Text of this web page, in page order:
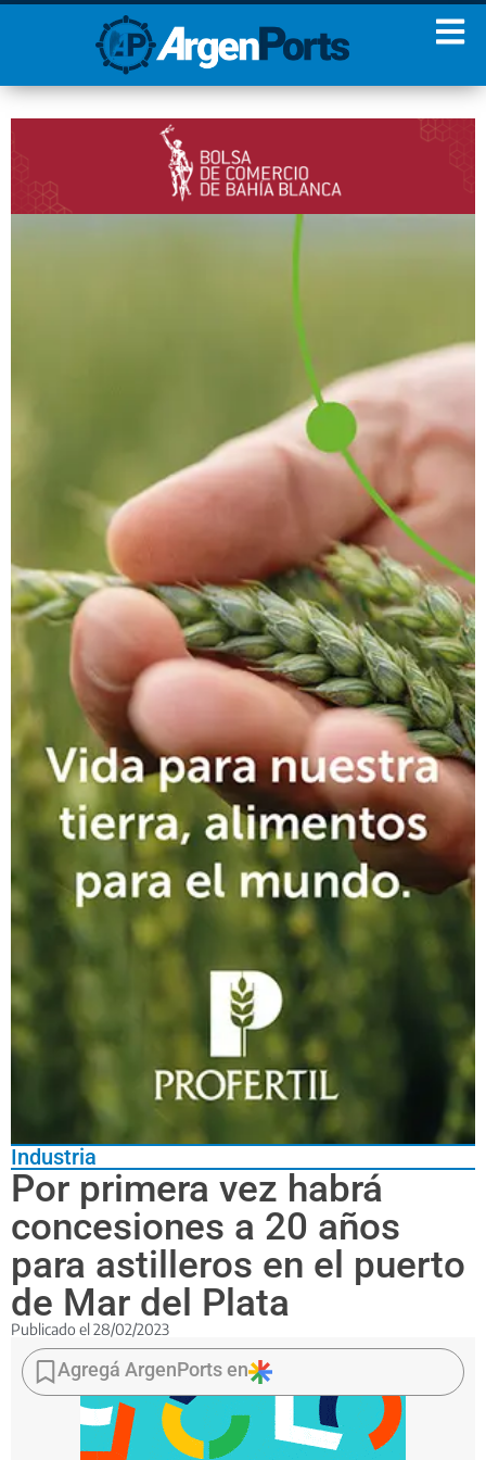
Industria
Por primera vez habrá
concesiones a 20 años
para astilleros en el puerto
de Mar del Plata
Publicado el 28/02/2023
Consorcio
Portuario
Regional
implementa
Agregá ArgenPorts en
¡Sumate a nuestro
Newsletter!
Nombre Apellidos